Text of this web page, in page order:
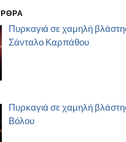
Πυρκαγιά σε χαμηλή
Σάνταλο Καρπάθου
Πυρκαγιά σε χαμηλή
Βόλου